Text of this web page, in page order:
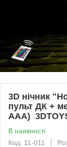
3D нічник
пульт ДК +
ААА)
В наявності
Код: 11-011